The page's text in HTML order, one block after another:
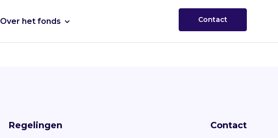
Over het fonds Contact
Regelingen Contact